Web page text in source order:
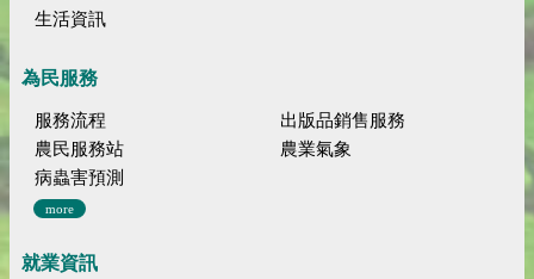
生活資訊
為民服務
服務流程
出版品銷售服務
農民服務站
農業氣象
病蟲害預測
more
就業資訊